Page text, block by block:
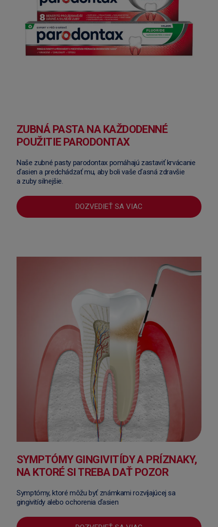
ZUBNÁ PASTA NA KAŽDODENNÉ
POUŽITIE PARODONTAX
Naše zubné pasty parodontax pomáhajú zastaviť krvácanie
ďasien a predchádzať mu, aby boli vaše ďasná zdravšie
a zuby silnejšie.
DOZVEDIEŤ SA VIAC
SYMPTÓMY GINGIVITÍDY A PRÍZNAKY,
NA KTORÉ SI TREBA DAŤ POZOR
Symptómy, ktoré môžu byť známkami rozvíjajúcej sa
gingivitídy alebo ochorenia ďasien